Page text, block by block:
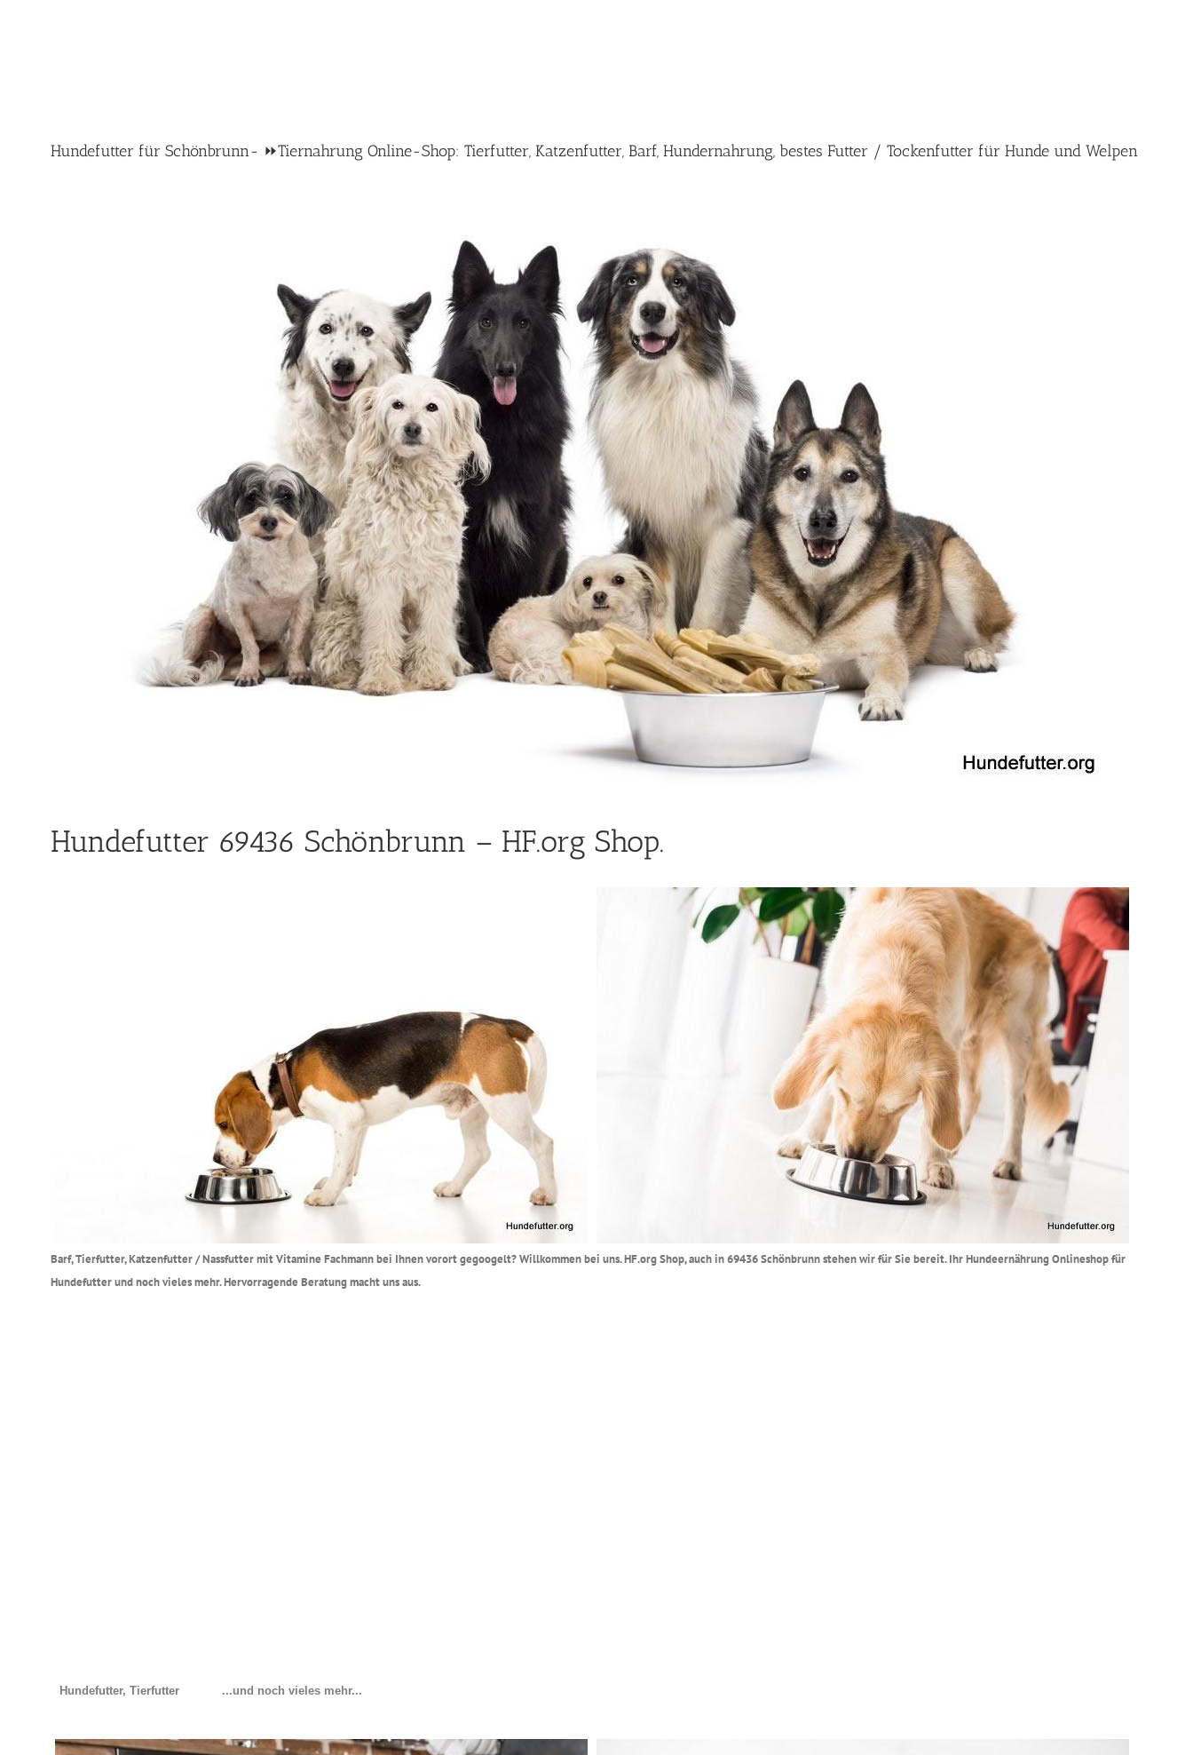
Hundefutter für Schönbrunn- ⏩Tiernahrung Online-Shop: Tierfutter, Katzenfutter, Barf, Hundernahrung, bestes Futter / Tockenfutter für Hunde und Welpen
Hundefutter 69436 Schönbrunn – HF.org Shop.
Barf, Tierfutter, Katzenfutter / Nassfutter mit Vitamine Fachmann bei Ihnen vorort gegoogelt? Willkommen bei uns. HF.org Shop, auch in 69436 Schönbrunn stehen wir für Sie bereit. Ihr Hundeernährung Onlineshop für
Hundefutter und noch vieles mehr. Hervorragende Beratung macht uns aus.
Hundefutter, Tierfutter ...und noch vieles mehr...